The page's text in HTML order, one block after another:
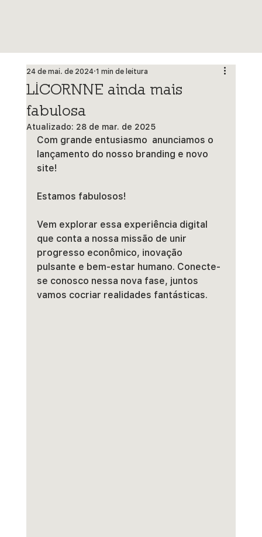
LICORNNE ainda mais
fabulosa
24 de mai. de 2024 1 min de leitura
Atualizado: 28 de mar. de 2025
Com grande entusiasmo  anunciamos o
lançamento do nosso branding e novo
site!
Estamos fabulosos!
Vem explorar essa experiência digital
que conta a nossa missão de unir
progresso econômico, inovação
pulsante e bem-estar humano. Conecte-
se conosco nessa nova fase, juntos
vamos cocriar realidades fantásticas.